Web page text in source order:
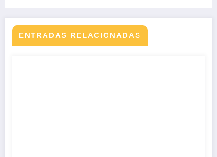
ENTRADAS RELACIONADAS